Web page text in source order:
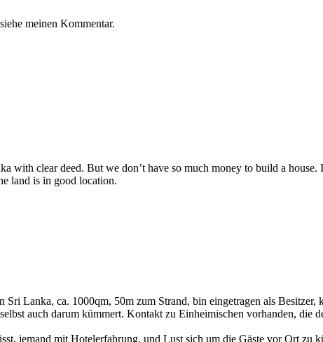
meinen Kommentar.
with clear deed. But we don’t have so much money to build a
land is in good location.
Lanka, ca. 1000qm, 50m zum Strand, bin eingetragen als
auch darum kümmert. Kontakt zu Einheimischen vorhanden, die
jemand mit Hotelerfahrung, und Lust sich um die Gäste vor Ort zu